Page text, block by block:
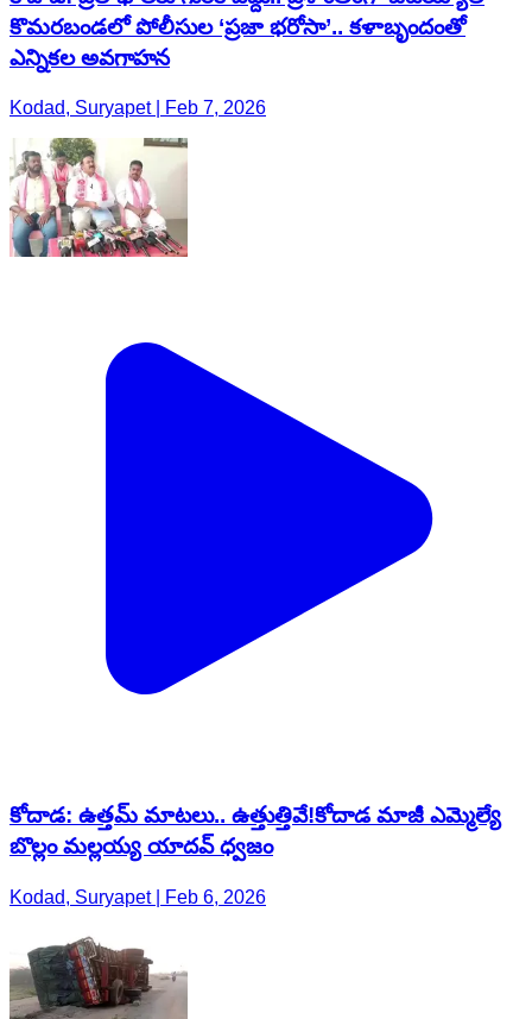
కొమరబండలో పోలీసుల ‘ప్రజా భరోసా’.. కళాబృందంతో
ఎన్నికల అవగాహన
Kodad, Suryapet | Feb 7, 2026
కోదాడ: ఉత్తమ్ మాటలు.. ఉత్తుత్తివే!కోదాడ మాజీ ఎమ్మెల్యే
బొల్లం మల్లయ్య యాదవ్ ధ్వజం
Kodad, Suryapet | Feb 6, 2026